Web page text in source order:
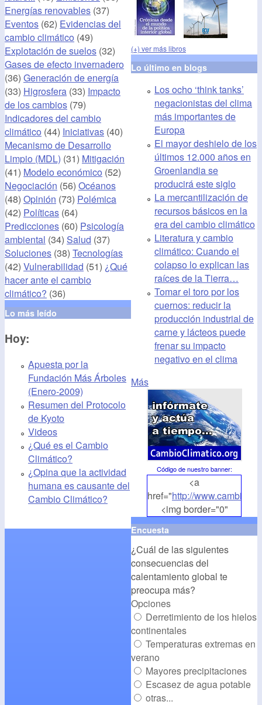
Energías renovables (37)
Eventos (62) Evidencias del
cambio climático (49)
Explotación de suelos (32)
Gases de efecto invernadero
(36) Generación de energía
(33) Higrosfera (33) Impacto
de los cambios (79)
Indicadores del cambio
climático (44) Iniciativas (40)
Mecanismo de Desarrollo
Limpio (MDL) (31) Mitigación
(41) Modelo económico (52)
Negociación (56) Océanos
(48) Opinión (73) Polémica
(42) Políticas (64)
Predicciones (60) Psicología
ambiental (34) Salud (37)
Soluciones (38) Tecnologías
(42) Vulnerabilidad (51) ¿Qué
hacer ante el cambio
climático? (36)
Lo más leído
Hoy:
Apuesta por la
Fundación Más Árboles
(Enero-2009)
Resumen del Protocolo
de Kyoto
Videos
¿Qué es el Cambio
Climático?
¿Opina que la actividad
humana es causante del
Cambio Climático?
(+) ver más libros
Lo último en blogs
Los ocho ‘think tanks’
negacionistas del clima
más importantes de
Europa
El mayor deshielo de los
últimos 12.000 años en
Groenlandia se
producirá este siglo
La mercantilización de
recursos básicos en la
era del cambio climático
Literatura y cambio
climático: Cuando el
colapso lo explican las
raíces de la Tierra…
Tomar el toro por los
cuernos: reducir la
producción industrial de
carne y lácteos puede
frenar su impacto
negativo en el clima
Más
Código de nuestro banner:
<a
href="http://
<img border="0"
align="middle"
src="http://
alt="CambioClimatico.org"
/></a>
Encuesta
¿Cuál de las siguientes
consecuencias del
calentamiento global te
preocupa más?
Opciones
Derretimiento de los hielos
continentales
Temperaturas extremas en
verano
Mayores precipitaciones
Escasez de agua potable
otras...